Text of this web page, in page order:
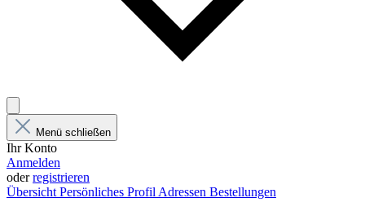
Menü schließen
Ihr Konto
Anmelden
oderregistrieren
Übersicht Persönliches Profil Adressen Bestellungen